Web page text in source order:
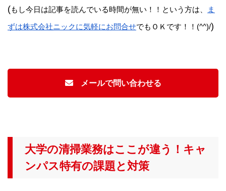
(もし今日は記事を読んでいる時間が無い！！という方は、 ま
ずは株式会社ニックに気軽にお問合せでもＯＫです！！(^^)/)
メールで問い合わせる
大学の清掃業務はここが違う！キャ
ンパス特有の課題と対策